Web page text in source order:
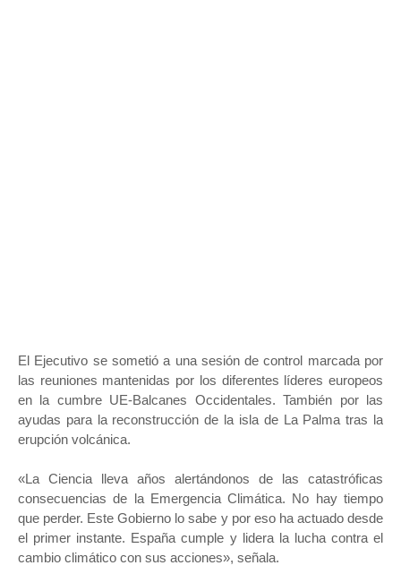
El Ejecutivo se sometió a una sesión de control marcada por
las reuniones mantenidas por los diferentes líderes europeos
en la cumbre UE-Balcanes Occidentales. También por las
ayudas para la reconstrucción de la isla de La Palma tras la
erupción volcánica.
«La Ciencia lleva años alertándonos de las catastróficas
consecuencias de la Emergencia Climática. No hay tiempo
que perder. Este Gobierno lo sabe y por eso ha actuado desde
el primer instante. España cumple y lidera la lucha contra el
cambio climático con sus acciones», señala.